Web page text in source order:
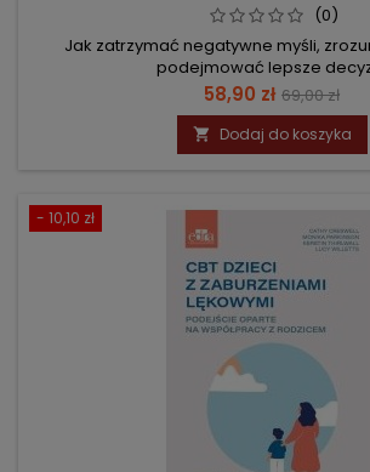
(0)
Jak zatrzymać negatywne myśli,
podejmować lepsze
Cena
58,90 zł Cena
69,00 zł
 Dodaj do koszyka
- 10,10 zł